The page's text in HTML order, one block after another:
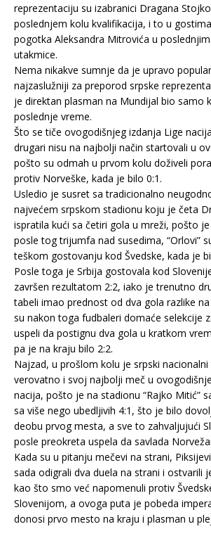
reprezentaciju su izabranici Dragana
poslednjem kolu kvalifikacija, i to u
pogotka Aleksandra Mitrovića u
utakmice.
Nema nikakve sumnje da je upravo
najzaslužniji za preporod srpske
je direktan plasman na Mundijal bio samo
poslednje vreme.
Što se tiče ovogodišnjeg izdanja Lige
drugari nisu na najbolji način startovali u
pošto su odmah u prvom kolu doživeli
protiv Norveške, kada je bilo 0:1.
Usledio je susret sa tradicionalno
najvećem srpskom stadionu koju je četa
ispratila kući sa četiri gola u mreži, pošto
posle tog trijumfa nad susedima, “Orlovi”
teškom gostovanju kod Švedske, kada je
Posle toga je Srbija gostovala kod
završen rezultatom 2:2, iako je trenutno
tabeli imao prednost od dva gola razlike
su nakon toga fudbaleri domaće selekcije
uspeli da postignu dva gola u kratkom
pa je na kraju bilo 2:2.
Najzad, u prošlom kolu je srpski
verovatno i svoj najbolji meč u
nacija, pošto je na stadionu “Rajko Mitić”
sa više nego ubedljivih 4:1, što je bilo
deobu prvog mesta, a sve to zahvaljujući
posle preokreta uspela da savlada
Kada su u pitanju mečevi na strani,
sada odigrali dva duela na strani i ostvarili
kao što smo već napomenuli protiv
Slovenijom, a ovoga puta je pobeda
donosi prvo mesto na kraju i plasman u